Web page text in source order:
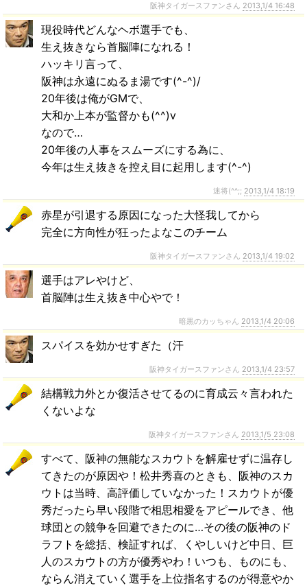
阪神タイガースファンさん 2013,1/4 16:48
現役時代どんなヘボ選手でも、
生え抜きなら首脳陣になれる！
ハッキリ言って、
阪神は永遠にぬるま湯です(^-^)/
20年後は俺がGMで、
大和か上本が監督かも(^^)v
なので…
20年後の人事をスムーズにする為に、
今年は生え抜きを控え目に起用します(^-^)
迷将(^^;; 2013,1/4 18:19
赤星が引退する原因になった大怪我してから
完全に方向性が狂ったよなこのチーム
阪神タイガースファンさん 2013,1/4 19:02
選手はアレやけど、
首脳陣は生え抜き中心やで！
暗黒のカッちゃん 2013,1/4 20:06
スパイスを効かせすぎた（汗
阪神タイガースファンさん 2013,1/4 23:57
結構戦力外とか復活させてるのに育成云々言われた
くないよな
阪神タイガースファンさん 2013,1/5 23:08
すべて、阪神の無能なスカウトを解雇せずに温存し
てきたのが原因や！松井秀喜のときも、阪神のスカ
ウトは当時、高評価していなかった！スカウトが優
秀だったら早い段階で相思相愛をアピールでき、他
球団との競争を回避できたのに…その後の阪神のド
ラフトを総括、検証すれば、くやしいけど中日、巨
人のスカウトの方が優秀やわ！いつも、ものにも、
ならん消えていく選手を上位指名するのが得意やか